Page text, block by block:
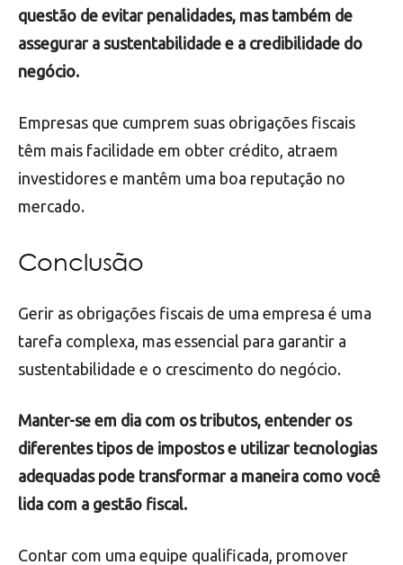
questão de evitar penalidades, mas também de
assegurar a sustentabilidade e a credibilidade do
negócio.
Empresas que cumprem suas obrigações fiscais
têm mais facilidade em obter crédito, atraem
investidores e mantêm uma boa reputação no
mercado.
Conclusão
Gerir as obrigações fiscais de uma empresa é uma
tarefa complexa, mas essencial para garantir a
sustentabilidade e o crescimento do negócio.
Manter-se em dia com os tributos, entender os
diferentes tipos de impostos e utilizar tecnologias
adequadas pode transformar a maneira como você
lida com a gestão fiscal.
Contar com uma equipe qualificada, promover